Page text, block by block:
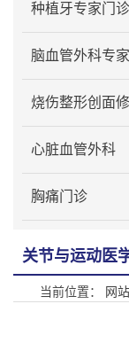
种植牙专家门诊
脑血管外科专
烧伤整形创面
心脏血管外科
胸痛门诊
关节与运动医
当前位置： 网